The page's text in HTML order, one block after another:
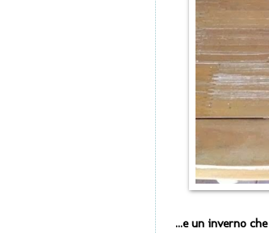
...e un inverno